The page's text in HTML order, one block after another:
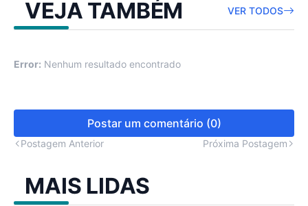
VEJA TAMBÉM VER TODOS
Error: Nenhum resultado encontrado
Postar um comentário (0)
Postagem Anterior Próxima Postagem
MAIS LIDAS